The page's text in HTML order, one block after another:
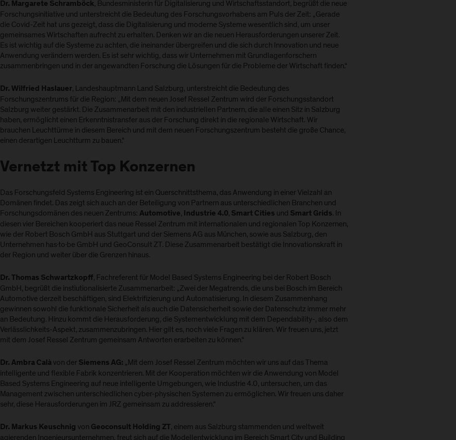
Dr. Margarete Schramböck, Bundesministerin für Digitalisierung und Wirtschaftsstandort, begrüßt die neue
Forschungsinitiative und unterstreicht die Bedeutung des Forschungsvorhabens am Puls der Zeit: „Gerade
die Covid-Zeit hat uns gezeigt, dass die Digitalisierung und moderne Systeme wesentlich sind, um unser
gemeinsames Wirtschaften aufrecht zu erhalten. Denken wir an die neuen Herausforderungen unserer Zeit.
Es ist wichtig auf die Systeme zu achten, die ineinander übergreifen und die sich durch Innovation und neue
Anwendung verändern werden. Es ist sehr wichtig, dass wir Unternehmen mit Grundlagenforschern
zusammenbringen und in der angewandten Forschung die Lösungen für die Probleme der Wirtschaft finden.“
Dr. Wilfried Haslauer, Landeshauptmann Land Salzburg, unterstreicht die Bedeutung des
Forschungszentrums für die Region: „Mit dem neuen Josef Ressel Zentrum wird der Forschungsstandort
Salzburg weiter gestärkt. Die Zusammenarbeit mit den industriellen Partnern, die alle einen Sitz in Salzburg
haben, ermöglicht einen Erkenntnistransfer aus der Forschung direkt in die regionale Wirtschaft. Wir
brauchen Leuchttürme in diesem Bereich und mit dem neuen Forschungszentrum besteht die große Chance,
einen derartigen Leuchtturm zu bauen.“
Vernetzt mit Top Konzernen
Das Forschungsfeld Systems Engineering ist ein Querschnittsthema, das Anwendung in einer Vielzahl an
Domänen findet. Das zeigt sich auch an der Beteiligung von Partnern aus unterschiedlichen Branchen und
Forschungsdomänen des neuen Zentrums: Automotive, Industrie 4.0, Smart Cities und Smart Grids. In
diesen vier Bereichen kooperiert das neue Ressel Zentrum mit internationalen und regionalen Top Konzernen,
wie der Robert Bosch GmbH aus Stuttgart und der Siemens AG aus München, sowie aus Salzburg, den
Unternehmen has·to·be GmbH und GeoConsult ZT. Diese Zusammenarbeit bestätigt die Innovationskraft in
der Region und weiter über die Grenzen hinaus.
Dr. Thomas Schwartzkopff, Fachreferent für Model Based Systems Engineering bei der Robert Bosch
GmbH, begrüßt die instiutionalisierte Zusammenarbeit: „Zwei der Megatrends, die uns bei Bosch im Bereich
Automotive derzeit beschäftigen, sind Elektrifizierung und Automatisierung. In diesem Zusammenhang
gewinnen sowohl die funktionale Sicherheit als auch die Datensicherheit sowie der Datenschutz immer mehr
an Bedeutung. Hinzu kommt die Herausforderung, die Systementwicklung mit dem Dependability-, also dem
Verlässlichkeits-Aspekt, zusammenzubringen. Hier gilt es, noch viele Fragen zu klären. Wir freuen uns, jetzt
mit dem Josef Ressel Zentrum gemeinsam Antworten erarbeiten zu können.“
Dr. Ambra Calà von der Siemens AG: „Mit dem Josef Ressel Zentrum möchten wir uns auf das Thema
intelligente und flexible Fabrik konzentrieren. Mit der Kooperation möchten wir die Anwendung von Model
Based Systems Engineering auf neue intelligente Umgebungen, wie Industrie 4.0, untersuchen, um das
Management zwischen unterschiedlichen cyber-physischen Systemen zu ermöglichen. Wir freuen uns daher
sehr, diese Herausforderungen im JRZ gemeinsam zu addressieren.“
Dr. Markus Keuschnig von Geoconsult Holding ZT, einem aus Salzburg stammenden und weltweit
agierenden Ingenieursunternehmen, freut sich auf die Modellentwicklung im Bereich Smart City und Building